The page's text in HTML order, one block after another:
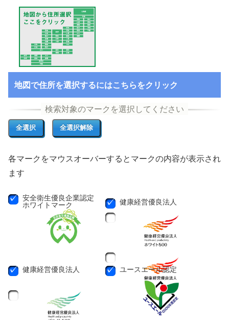
地図で住所を選択するにはこちらをクリック
各マークをマウスオーバーするとマークの内容が表示され
ます
安全衛生優良企業認定
ホワイトマーク 健康経営優良法人
健康経営優良法人 ユースエール認定